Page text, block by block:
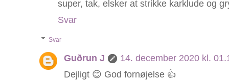
super, tak, elsker at strikke karklude og
Svar
Svar
Guðrun J
14. december 2020 kl.
Dejligt 😊 God fornøjelse 👍